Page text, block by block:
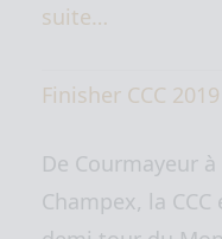
suite…
Finisher CCC 2019
De Courmayeur
Champex, la